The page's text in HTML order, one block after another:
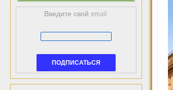
Введите свой email: